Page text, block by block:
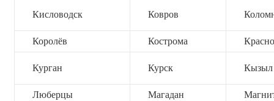
Кисловодск Ковров
Королёв Кострома
Курган Курск Кызыл
Люберцы Магадан